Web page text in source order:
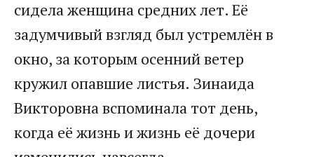
сидела женщина средних лет. Её
задумчивый взгляд был устремлён в
окно, за которым осенний ветер
кружил опавшие листья. Зинаида
Викторовна вспоминала тот день,
когда её жизнь и жизнь её дочери